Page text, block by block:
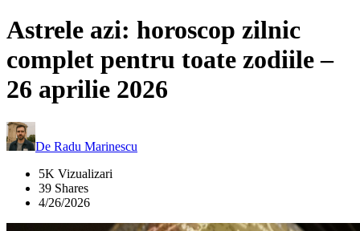
Astrele azi: horoscop zilnic
complet pentru toate zodiile –
26 aprilie 2026
De Radu Marinescu
5K Vizualizari
39 Shares
4/26/2026